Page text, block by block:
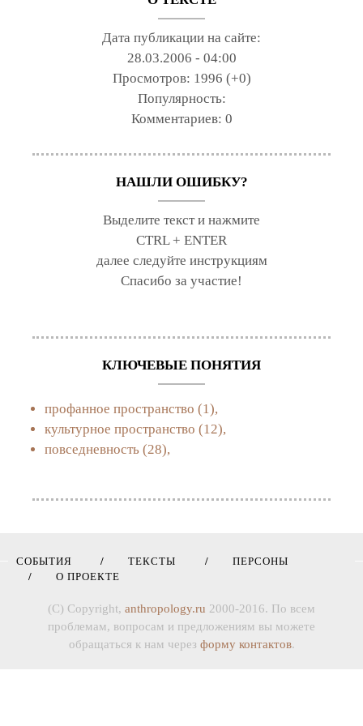
Дата публикации на сайте:
28.03.2006 - 04:00
Просмотров: 1996 (+0)
Популярность:
Комментариев: 0
НАШЛИ ОШИБКУ?
Выделите текст и нажмите
CTRL + ENTER
далее следуйте инструкциям
Спасибо за участие!
КЛЮЧЕВЫЕ ПОНЯТИЯ
профанное пространство (1),
культурное пространство (12),
повседневность (28),
СОБЫТИЯ ТЕКСТЫ
ПЕРСОНЫ
О ПРОЕКТЕ
(C) Copyright, anthropology.ru 2000-2016. По всем
проблемам, вопросам и предложениям вы можете
обращаться к нам через форму контактов.